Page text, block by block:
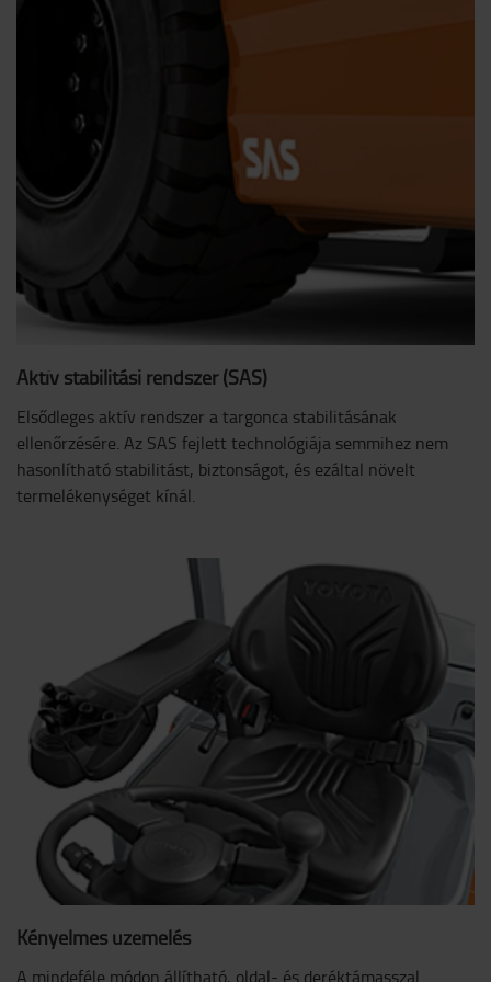
Aktív stabilitási rendszer (SAS)
Elsődleges aktív rendszer a targonca stabilitásának
ellenőrzésére. Az SAS fejlett technológiája semmihez nem
hasonlítható stabilitást, biztonságot, és ezáltal növelt
termelékenységet kínál.
Kényelmes üzemelés
A mindeféle módon állítható, oldal- és deréktámasszal